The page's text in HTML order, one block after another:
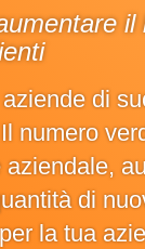
il
di
numero
di
la tua